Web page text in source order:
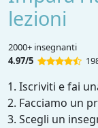
lezioni
2000+ insegnanti
4.97/5
Iscriviti e fai
Facciamo un
Scegli un